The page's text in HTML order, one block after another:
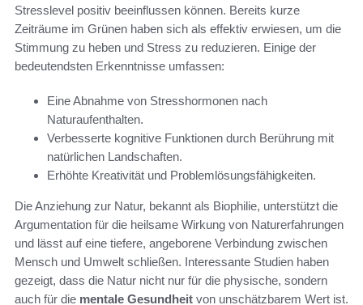
Stresslevel positiv beeinflussen können. Bereits kurze
Zeiträume im Grünen haben sich als effektiv erwiesen, um die
Stimmung zu heben und Stress zu reduzieren. Einige der
bedeutendsten Erkenntnisse umfassen:
Eine Abnahme von Stresshormonen nach
Naturaufenthalten.
Verbesserte kognitive Funktionen durch Berührung mit
natürlichen Landschaften.
Erhöhte Kreativität und Problemlösungsfähigkeiten.
Die Anziehung zur Natur, bekannt als Biophilie, unterstützt die
Argumentation für die heilsame Wirkung von Naturerfahrungen
und lässt auf eine tiefere, angeborene Verbindung zwischen
Mensch und Umwelt schließen. Interessante Studien haben
gezeigt, dass die Natur nicht nur für die physische, sondern
auch für die mentale Gesundheit von unschätzbarem Wert ist.